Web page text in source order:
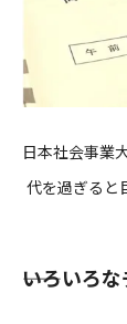
日本社会事業
代を過ぎる
――いろいろ